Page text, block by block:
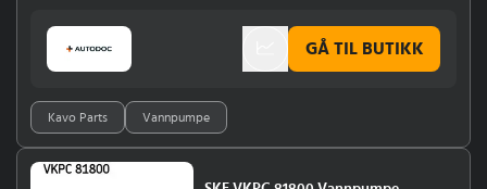
Kavo Parts Vannpumpe
GÅ TIL BUTIKK